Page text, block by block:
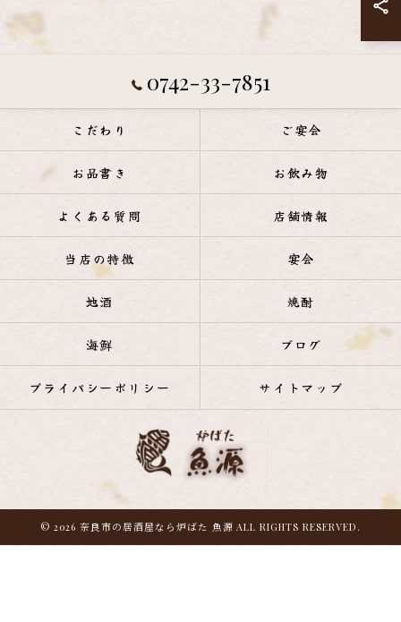
0742-33-7851
こだわり ご宴会
お品書き お飲み物
よくある質問 店舗情報
当店の特徴 宴会
地酒 焼酎
海鮮 ブログ
プライバシーポリシー サイトマップ
© 2026 奈良市の居酒屋なら炉ばた 魚源 ALL RIGHTS RESERVED.